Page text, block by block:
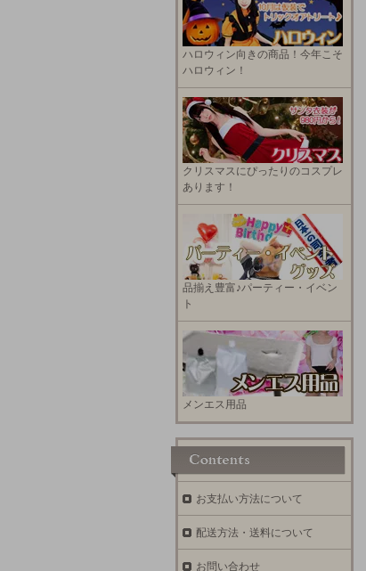
ハロウィン向きの商品！今年こそ
ハロウィン！
クリスマスにぴったりのコスプレ
あります！
品揃え豊富♪パーティー・イベン
ト
メンエス用品
お支払い方法について
配送方法・送料について
お問い合わせ